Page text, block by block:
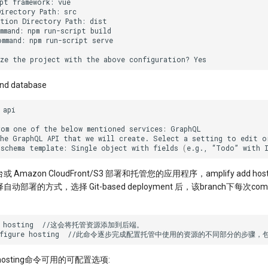
framework:
Path:
Directory Path:
npm run-script
npm run-script serve
the project with the above configuration?
database
api
one of the below mentioned services: GraphQL
GraphQL API that we will create. Select a setting to edit
schema template: Single object with fields ( e.g., “Todo” with
Amazon CloudFront/S3 部署和托管您的应用程序，amplify add
自动部署的方式，选择 Git-based deployment 后，该branch下每次
hosting
//这会将托管资源添加到后端。
hosting //此命令逐步完成配置托管中使用的资源的不同部分的步骤，
命令可用的可配置选项: